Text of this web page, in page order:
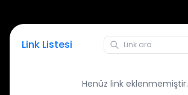
Link Listesi
Henüz link eklenmemiştir.